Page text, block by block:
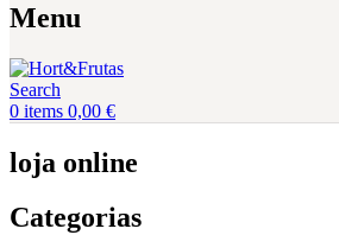
Menu
Search
0 items 0,00 €
loja online
Categorias